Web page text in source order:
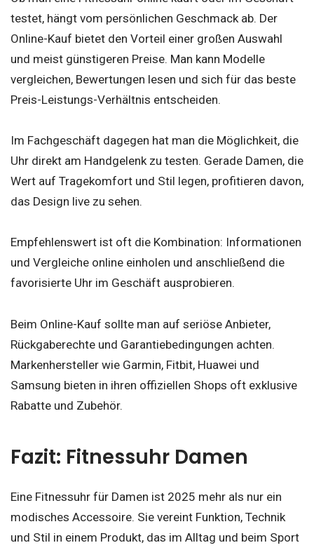
testet, hängt vom persönlichen Geschmack ab. Der
Online-Kauf bietet den Vorteil einer großen Auswahl
und meist günstigeren Preise. Man kann Modelle
vergleichen, Bewertungen lesen und sich für das beste
Preis-Leistungs-Verhältnis entscheiden.
Im Fachgeschäft dagegen hat man die Möglichkeit, die
Uhr direkt am Handgelenk zu testen. Gerade Damen, die
Wert auf Tragekomfort und Stil legen, profitieren davon,
das Design live zu sehen.
Empfehlenswert ist oft die Kombination: Informationen
und Vergleiche online einholen und anschließend die
favorisierte Uhr im Geschäft ausprobieren.
Beim Online-Kauf sollte man auf seriöse Anbieter,
Rückgaberechte und Garantiebedingungen achten.
Markenhersteller wie Garmin, Fitbit, Huawei und
Samsung bieten in ihren offiziellen Shops oft exklusive
Rabatte und Zubehör.
Fazit: Fitnessuhr Damen
Eine Fitnessuhr für Damen ist 2025 mehr als nur ein
modisches Accessoire. Sie vereint Funktion, Technik
und Stil in einem Produkt, das im Alltag und beim Sport